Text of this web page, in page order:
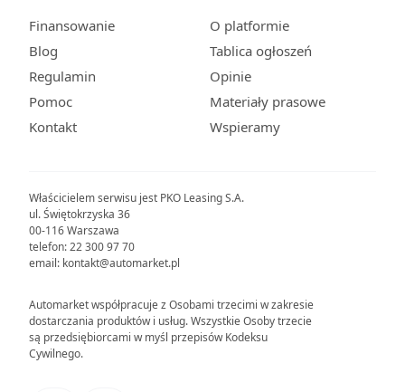
Właścicielem serwisu jest PKO Leasing S.A.
ul. Świętokrzyska 36
00-116 Warszawa
telefon: 22 300 97 70
email: kontakt@automarket.pl
Automarket współpracuje z Osobami trzecimi w zakresie
dostarczania produktów i usług. Wszystkie Osoby trzecie
są przedsiębiorcami w myśl przepisów Kodeksu
Cywilnego.
Finansowanie
Blog
Regulamin
Pomoc
Kontakt
O platformie
Tablica ogłoszeń
Opinie
Materiały prasowe
Wspieramy